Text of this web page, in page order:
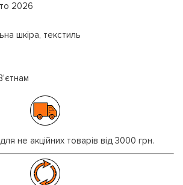
2026
шкіра, текстиль
не акційних товарів від 3000 грн.